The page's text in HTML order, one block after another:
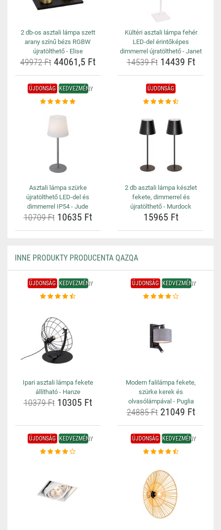
2 db-os asztali lámpa szett
arany színű bézs RGBW
újratölthető - Elise
49972 Ft44061,5 Ft
Kültéri asztali lámpa fehér
LED-del érintőképes
dimmerrel újratölthető - Janet
14539 Ft14439 Ft
ÚJDONSÁG KEDVEZMÉNY
Asztali lámpa szürke
újratölthető LED-del és
dimmerrel IP54 - Jude
10709 Ft10635 Ft
ÚJDONSÁG
2 db asztali lámpa készlet
fekete, dimmerrel és
újratölthető - Murdock
15965 Ft
INNE PRODUKTY PRODUCENTA QAZQA
ÚJDONSÁG KEDVEZMÉNY
Ipari asztali lámpa fekete
állítható - Hanze
10379 Ft10305 Ft
ÚJDONSÁG KEDVEZMÉNY
Modern falilámpa fekete,
szürke kerek és
olvasólámpával - Puglia
24885 Ft21049 Ft
ÚJDONSÁG KEDVEZMÉNY ÚJDONSÁG KEDVEZMÉNY